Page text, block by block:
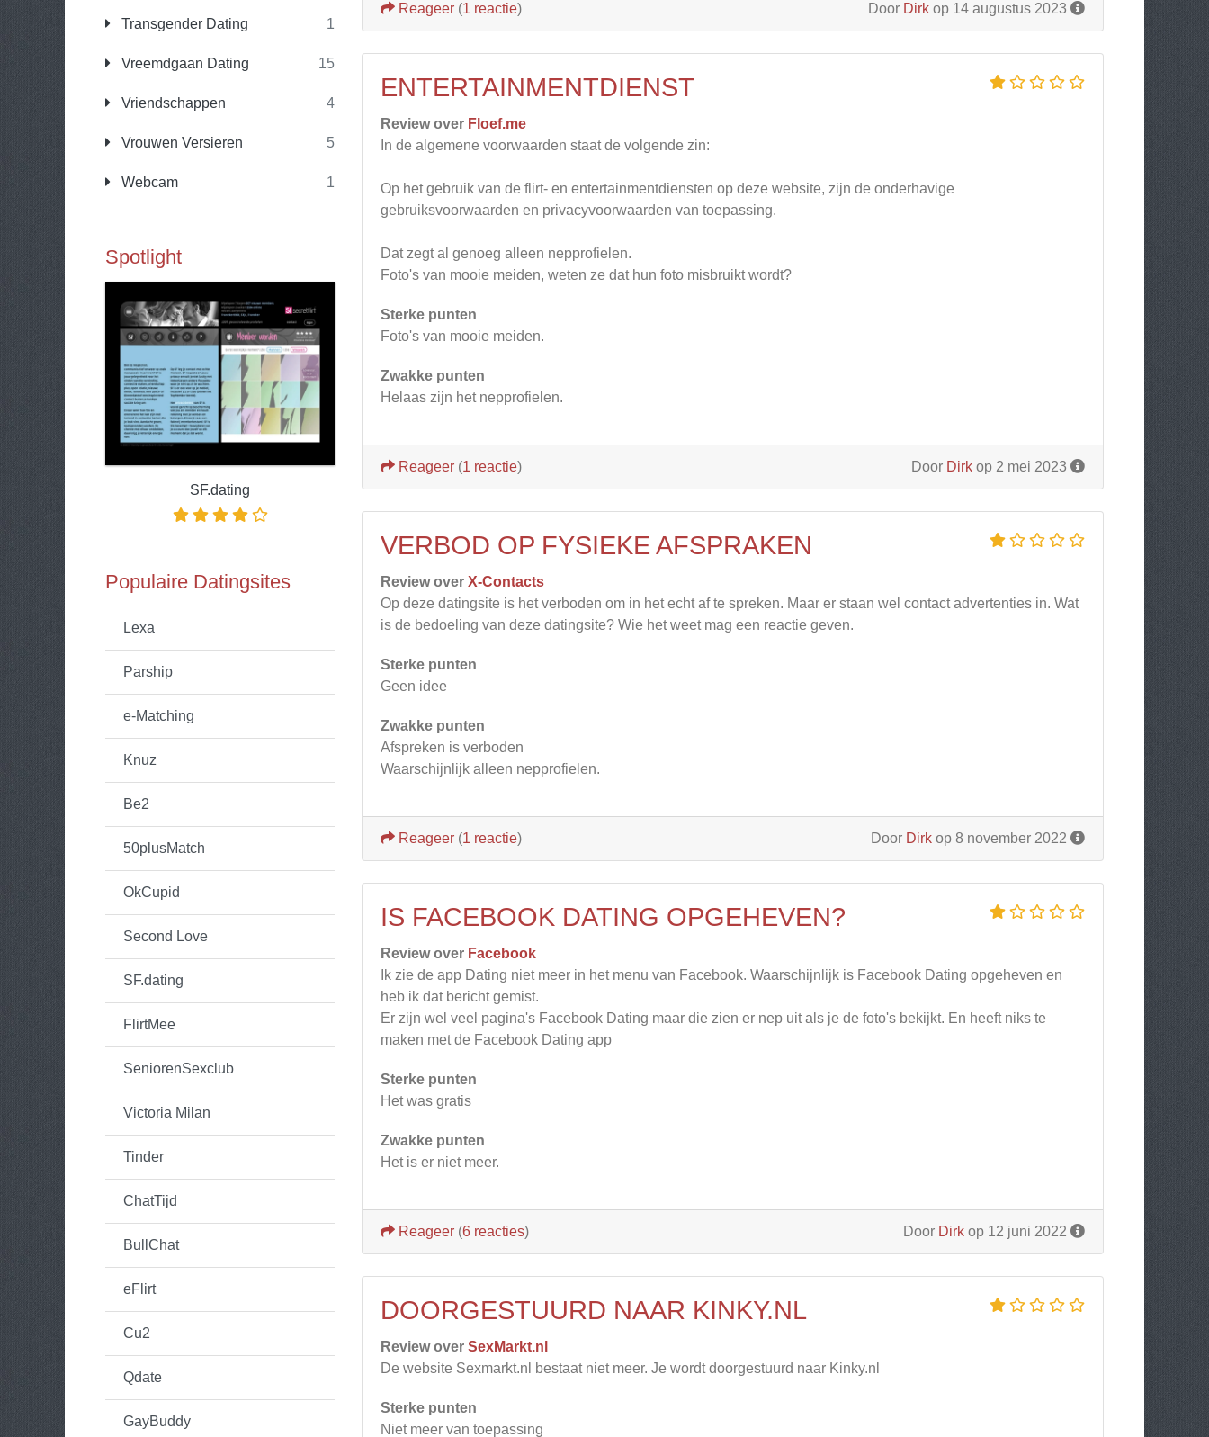
Transgender Dating 1
Vreemdgaan Dating 15
Vriendschappen 4
Vrouwen Versieren 5
Webcam 1
Spotlight
SF.dating
Populaire Datingsites
Lexa
Parship
e-Matching
Knuz
Be2
50plusMatch
OkCupid
Second Love
SF.dating
FlirtMee
SeniorenSexclub
Victoria Milan
Tinder
ChatTijd
BullChat
eFlirt
Cu2
Qdate
GayBuddy
Door Dirk op 14 augustus 2023
Reageer (1 reactie)
ENTERTAINMENTDIENST
Review over Floef.me
In de algemene voorwaarden staat de volgende zin:
Op het gebruik van de flirt- en entertainmentdiensten op deze website, zijn de onderhavige
gebruiksvoorwaarden en privacyvoorwaarden van toepassing.
Dat zegt al genoeg alleen nepprofielen.
Foto's van mooie meiden, weten ze dat hun foto misbruikt wordt?
Sterke punten
Foto's van mooie meiden.
Zwakke punten
Helaas zijn het nepprofielen.
Door Dirk op 2 mei 2023
Reageer (1 reactie)
VERBOD OP FYSIEKE AFSPRAKEN
Review over X-Contacts
Op deze datingsite is het verboden om in het echt af te spreken. Maar er staan wel contact advertenties in. Wat
is de bedoeling van deze datingsite? Wie het weet mag een reactie geven.
Sterke punten
Geen idee
Zwakke punten
Afspreken is verboden
Waarschijnlijk alleen nepprofielen.
Door Dirk op 8 november 2022
Reageer (1 reactie)
IS FACEBOOK DATING OPGEHEVEN?
Review over Facebook
Ik zie de app Dating niet meer in het menu van Facebook. Waarschijnlijk is Facebook Dating opgeheven en
heb ik dat bericht gemist.
Er zijn wel veel pagina's Facebook Dating maar die zien er nep uit als je de foto's bekijkt. En heeft niks te
maken met de Facebook Dating app
Sterke punten
Het was gratis
Zwakke punten
Het is er niet meer.
Door Dirk op 12 juni 2022
Reageer (6 reacties)
DOORGESTUURD NAAR KINKY.NL
Review over SexMarkt.nl
De website Sexmarkt.nl bestaat niet meer. Je wordt doorgestuurd naar Kinky.nl
Sterke punten
Niet meer van toepassing